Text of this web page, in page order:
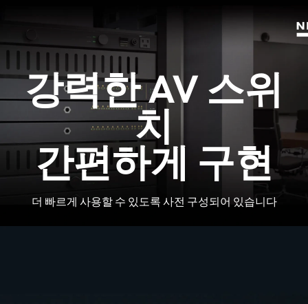
강력한 AV 스위
치
간편하게 구현
더 빠르게 사용할 수 있도록 사전 구성되어 있습니다